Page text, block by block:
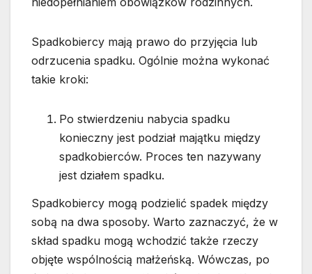
Spadkobiercy mają prawo do przyjęcia lub
odrzucenia spadku. Ogólnie można wykonać
takie kroki:
Po stwierdzeniu nabycia spadku
konieczny jest podział majątku między
spadkobierców. Proces ten nazywany
jest działem spadku.
Spadkobiercy mogą podzielić spadek między
sobą na dwa sposoby. Warto zaznaczyć, że w
skład spadku mogą wchodzić także rzeczy
objęte wspólnością małżeńską. Wówczas, po